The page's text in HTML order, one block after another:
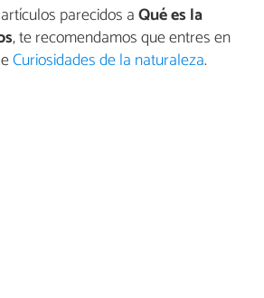
parecidos aQué es la
, te recomendamos que entres en
Curiosidades de la naturaleza.